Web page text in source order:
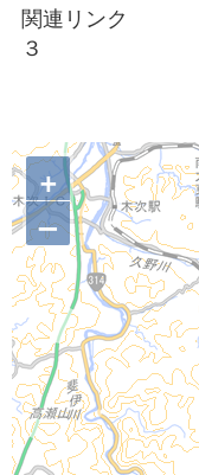
関連リンク
３
+
–